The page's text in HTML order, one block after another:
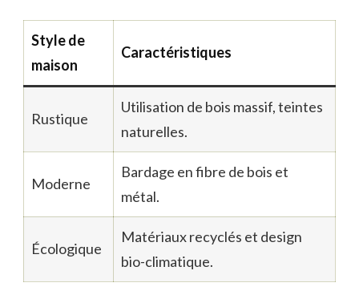
Style de
maison
Caractéristiques
Rustique
Utilisation de bois massif, teintes
naturelles.
Moderne
Bardage en fibre de bois et
métal.
Écologique
Matériaux recyclés et design
bio-climatique.